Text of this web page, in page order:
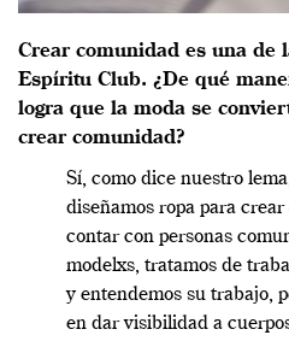
Crear comunidad es una de
Espíritu Club. ¿De qué
logra que la moda se
crear comunidad?
Sí, como dice nuestro
diseñamos ropa para
contar con personas
modelxs, tratamos de
y entendemos su trabajo,
en dar visibilidad a